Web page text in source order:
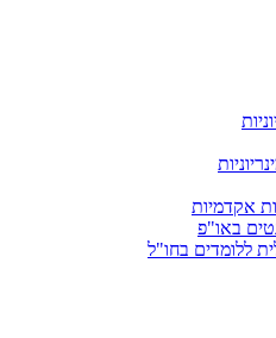
אקדמיות
באו"פ
ללומדים בחו"ל